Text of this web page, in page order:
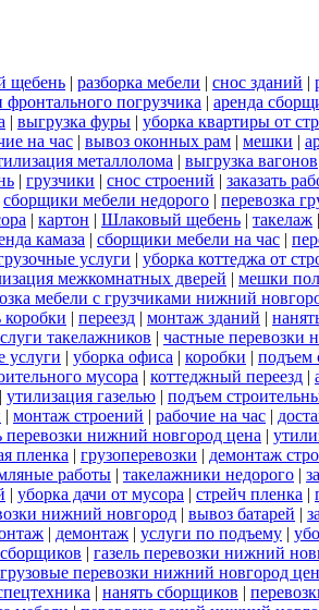
щебень | разборка мебели | снос зданий |
фронтального погрузчика | аренда
| выгрузка фуры | уборка квартиры от
на час | вывоз оконных рам | мешки |
металлолома | выгрузка вагонов
| грузчики | снос строений | заказать
сборщики мебели недорого | перевозка
| картон | Шлаковый щебень | такелаж
камаза | сборщики мебели на час |
услуги | уборка коттеджа от
межкомнатных дверей | мешки
мебели с грузчиками нижний
коробки | переезд | монтаж зданий |
такелажников | частные перевозки
услуги | уборка офиса | коробки | подъем
мусора | коттеджный переезд |
| утилизация газелью | подъем
| монтаж строений | рабочие на час |
перевозки нижний новгород цена |
пленка | грузоперевозки | демонтаж
работы | такелажники недорого |
| уборка дачи от мусора | стрейч пленка |
нижний новгород | вывоз батарей |
| демонтаж | услуги по подъему |
| газель перевозки нижний
грузовые перевозки нижний новгород
| нанять сборщиков |